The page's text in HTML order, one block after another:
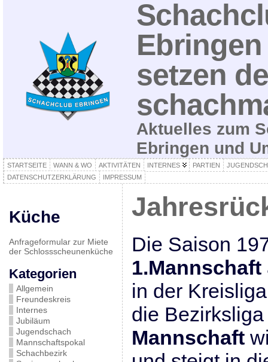
setzen
Aktuelles zum
Ebringen und
STARTSEITE WANN & WO AKTIVITÄTEN INTERNES PARTIEN
DATENSCHUTZERKLÄRUNG
IMPRESSUM
Küche
Anfrageformular zur Miete
der Schlossscheunenküche
Kategorien
Allgemein
Freundeskreis
Internes
Jubiläum
Jugendschach
Mannschaftspokal
Schachbezirk
Die Saison
1.Mannschaft
in der
die
Mannschaft